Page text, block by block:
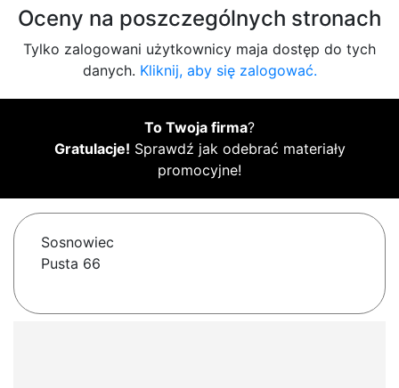
Oceny na poszczególnych stronach
Tylko zalogowani użytkownicy maja dostęp do tych
danych. Kliknij, aby się zalogować.
To Twoja firma?
Gratulacje! Sprawdź jak odebrać materiały
promocyjne!
Sosnowiec
Pusta 66